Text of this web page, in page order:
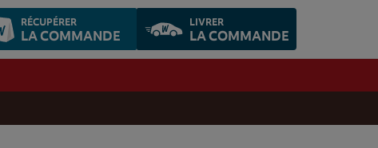
RÉCUPÉRER
LA COMMANDE
LIVRER
LA COMMANDE